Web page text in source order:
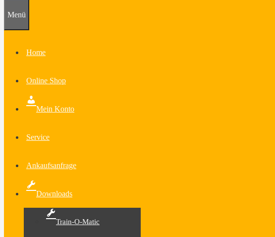
Menü
Home
Online Shop
Mein Konto
Service
Ankaufsanfrage
Downloads
Train-O-Matic